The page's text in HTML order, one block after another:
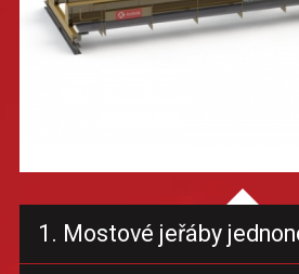
1. Mostové jeřáby